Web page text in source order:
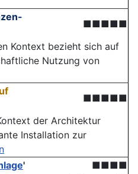
■■■■■
Kontext bezieht sich auf
Nutzung von
■■■■■
der Architektur
Installation zur
'
■■■■